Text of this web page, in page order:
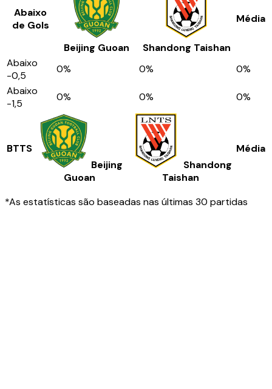
Abaixo
de Gols
Beijing Guoan
Shandong Taishan
Média
Abaixo
-0,5
0% 0% 0%
Abaixo
-1,5
0% 0% 0%
BTTS
Beijing
Guoan
Shandong
Taishan
Média
*As estatísticas são baseadas nas últimas 30 partidas